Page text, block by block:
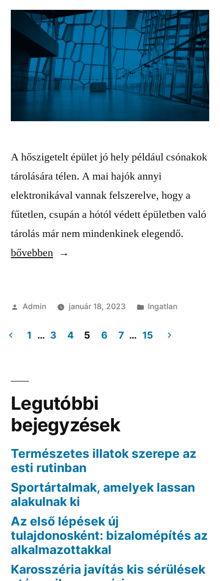
A hőszigetelt épület jó hely például csónakok
tárolására télen. A mai hajók annyi
elektronikával vannak felszerelve, hogy a
fűtetlen, csupán a hótól védett épületben való
tárolás már nem mindenkinek elegendő.
bővebben
Szerző:
Admin január 18, 2023 Kategória:
Ingatlan
navigáció
1 … 3 4 5 6 7 … 15
Legutóbbi
bejegyzések
Természetes illatok szerepe az
esti rutinban
Sportártalmak, amelyek lassan
alakulnak ki
Az első lépések új
tulajdonosként: bizalomépítés az
alkalmazottakkal
Karosszéria javítás kis sérülések